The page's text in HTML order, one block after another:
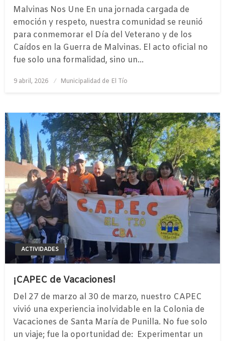
Malvinas Nos Une ​En una jornada cargada de
emoción y respeto, nuestra comunidad se reunió
para conmemorar el Día del Veterano y de los
Caídos en la Guerra de Malvinas. El acto oficial no
fue solo una formalidad, sino un…
Publicado
9 abril, 2026 Municipalidad de El Tío
ACTIVIDADES
¡CAPEC de Vacaciones!
Del 27 de marzo al 30 de marzo, nuestro CAPEC
vivió una experiencia inolvidable en la Colonia de
Vacaciones de Santa María de Punilla. ​No fue solo
un viaje; fue la oportunidad de: ​ Experimentar un